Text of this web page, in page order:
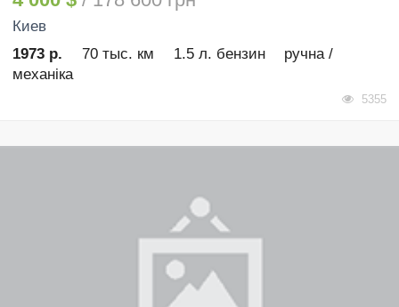
Киев
1973 р.
70 тыс. км 1.5 л. бензин
ручна /
механіка
5355